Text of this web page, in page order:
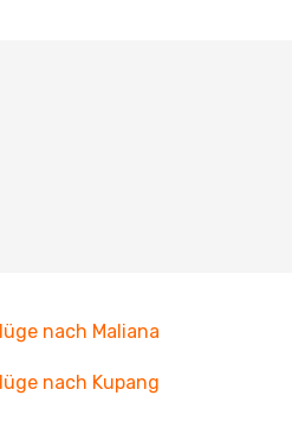
nach Maliana
nach Kupang